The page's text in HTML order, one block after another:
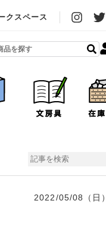
クスペース
2022/05/08（日）